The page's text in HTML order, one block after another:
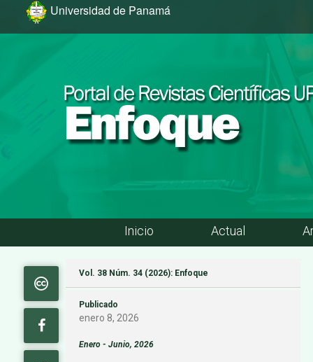
Ir al menú de navegación principal
Ir al contenido principal
Ir al pie de página del sitio
Universidad de Panamá
Menú principal
Inicio Actual
Vol. 38 Núm. 34 (2026): Enfoque
Publicado
enero 8, 2026
Enero - Junio, 2026